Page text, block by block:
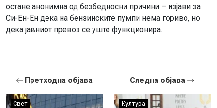
остане анонимна од безбедносни причини – изјави за
Си-Ен-Ен дека на бензинските пумпи нема гориво, но
дека јавниот превоз сè уште функционира.
Претходна објава
Свет
Следна објава
Култура